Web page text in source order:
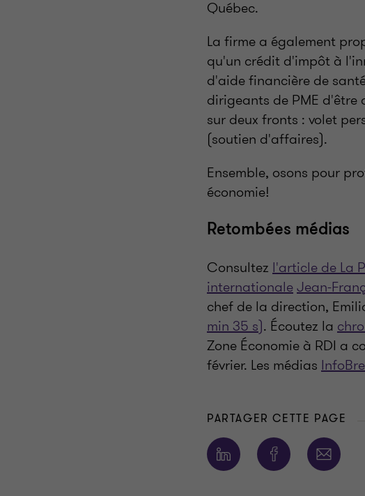
Québec.
La firme a également
qu'un crédit d'impôt à
d'aide financière de
dirigeants de PME d'être
sur deux fronts : volet
(soutien d'affaires).
Ensemble, osons pour
économie!
Retombées médias
Consultez l'article de La
internationaleJean-
chef de la direction,
min 35 s). Écoutez la
Zone Économie à RDI a
février. Les médias
PARTAGER CETTE PAGE